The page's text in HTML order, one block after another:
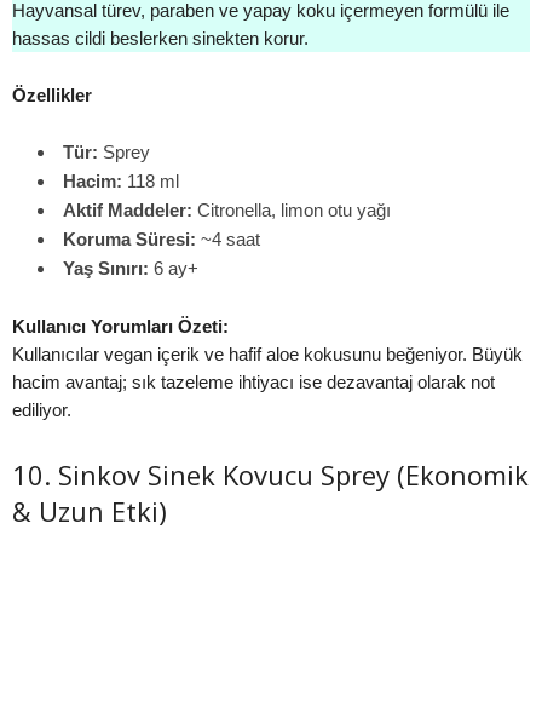
Hayvansal türev, paraben ve yapay koku içermeyen formülü ile
hassas cildi beslerken sinekten korur.
Özellikler
Tür: Sprey
Hacim: 118 ml
Aktif Maddeler: Citronella, limon otu yağı
Koruma Süresi: ~4 saat
Yaş Sınırı: 6 ay+
Kullanıcı Yorumları Özeti:
Kullanıcılar vegan içerik ve hafif aloe kokusunu beğeniyor. Büyük
hacim avantaj; sık tazeleme ihtiyacı ise dezavantaj olarak not
ediliyor.
10. Sinkov Sinek Kovucu Sprey (Ekonomik
& Uzun Etki)